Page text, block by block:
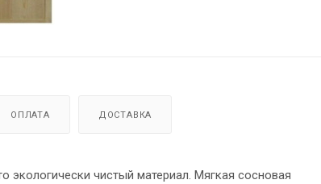
ОПЛАТА ДОСТАВКА
чистый материал. Мягкая сосновая